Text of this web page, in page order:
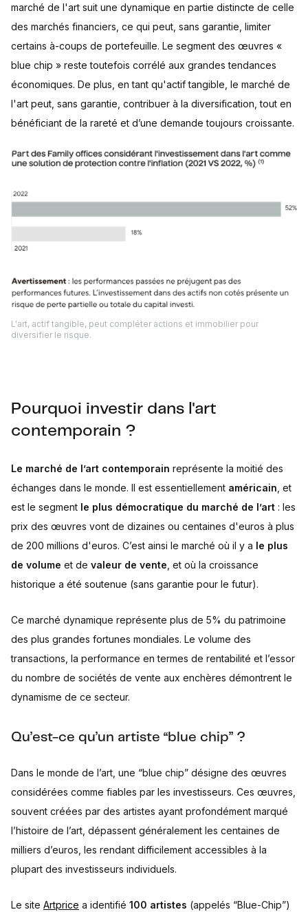
marché de l'art suit une dynamique en partie distincte de celle
des marchés financiers, ce qui peut, sans garantie, limiter
certains à-coups de portefeuille. Le segment des œuvres «
blue chip » reste toutefois corrélé aux grandes tendances
économiques. De plus, en tant qu'actif tangible, le marché de
l'art peut, sans garantie, contribuer à la diversification, tout en
bénéficiant de la rareté et d’une demande toujours croissante.
L'art, actif tangible, peut compléter actions et immobilier pour
diversifier le risque.
Pourquoi investir dans l'art
contemporain ?
Le marché de l’art contemporain représente la moitié des
échanges dans le monde. Il est essentiellement américain , et
est le segment le plus démocratique du marché de l’art : les
prix des œuvres vont de dizaines ou centaines d'euros à plus
de 200 millions d'euros. C’est ainsi le marché où il y a le plus
de volume et de valeur de vente , et où la croissance
historique a été soutenue (sans garantie pour le futur).
Ce marché dynamique représente plus de 5% du patrimoine
des plus grandes fortunes mondiales. Le volume des
transactions, la performance en termes de rentabilité et l’essor
du nombre de sociétés de vente aux enchères démontrent le
dynamisme de ce secteur.
Qu’est-ce qu’un artiste “blue chip” ?
Dans le monde de l’art, une “blue chip” désigne des œuvres
considérées comme fiables par les investisseurs. Ces œuvres,
souvent créées par des artistes ayant profondément marqué
l’histoire de l’art, dépassent généralement les centaines de
milliers d’euros, les rendant difficilement accessibles à la
plupart des investisseurs individuels.
Le site Artprice a identifié 100 artistes (appelés “Blue-Chip”)